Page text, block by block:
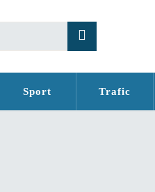
Sport Trafic